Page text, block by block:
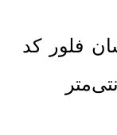
فلور کد